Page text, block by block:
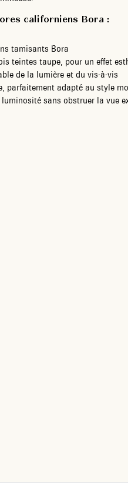
californiens Bora :
tamisants Bora
teintes taupe, pour un effet
de la lumière et du vis-à-vis
parfaitement adapté au style
sans obstruer la vue